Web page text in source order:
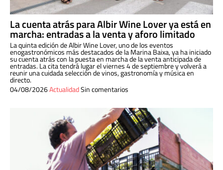
La cuenta atrás para Albir Wine Lover ya está en
marcha: entradas a la venta y aforo limitado
La quinta edición de Albir Wine Lover, uno de los eventos
enogastronómicos más destacados de la Marina Baixa, ya ha iniciado
su cuenta atrás con la puesta en marcha de la venta anticipada de
entradas. La cita tendrá lugar el viernes 4 de septiembre y volverá a
reunir una cuidada selección de vinos, gastronomía y música en
directo.
04/08/2026ActualidadSin comentarios